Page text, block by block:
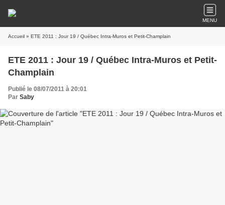
MENU
Accueil » ETE 2011 : Jour 19 / Québec Intra-Muros et Petit-Champlain
ETE 2011 : Jour 19 / Québec Intra-Muros et Petit-
Champlain
Publié le 08/07/2011 à 20:01
Par Saby